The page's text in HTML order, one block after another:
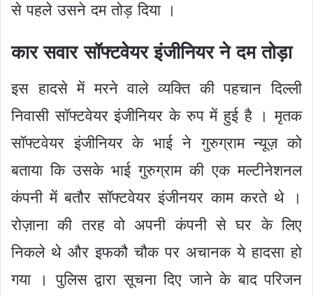
से पहले उसने दम तोड़ दिया ।
कार सवार सॉफ्टवेयर इंजीनियर ने दम तोड़ा
इस हादसे में मरने वाले व्यक्ति की पहचान दिल्ली
निवासी सॉफ्टवेयर इंजीनियर के रुप में हुई है । मृतक
सॉफ्टवेयर इंजीनियर के भाई ने गुरुग्राम न्यूज़ को
बताया कि उसके भाई गुरुग्राम की एक मल्टीनेशनल
कंपनी में बतौर सॉफ्टवेयर इंजीनयर काम करते थे ।
रोज़ाना की तरह वो अपनी कंपनी से घर के लिए
निकले थे और इफकौ चौक पर अचानक ये हादसा हो
गया । पुलिस द्वारा सूचना दिए जाने के बाद परिजन